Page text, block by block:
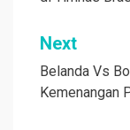
Next
Belanda Vs
Kemenangan